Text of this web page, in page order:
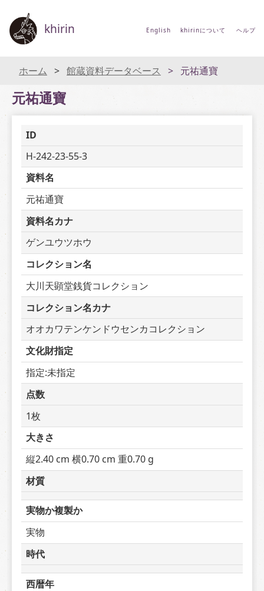
khirin English khirinについて ヘルプ
ホーム 館蔵資料データベース 元祐通寶
元祐通寶
ID
H-242-23-55-3
資料名
元祐通寶
資料名カナ
ゲンユウツホウ
コレクション名
大川天顕堂銭貨コレクション
コレクション名カナ
オオカワテンケンドウセンカコレクション
文化財指定
指定:未指定
点数
1枚
大きさ
縦2.40 cm 横0.70 cm 重0.70 g
材質
実物か複製か
実物
時代
西暦年